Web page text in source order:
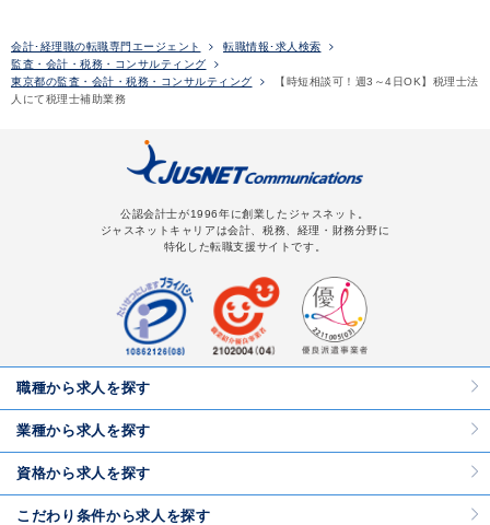
会計･経理職の転職専門エージェント
転職情報･求人検索
監査・会計・税務・コンサルティング
東京都の監査・会計・税務・コンサルティング
【時短相談可！週3～4日OK】税理士法
人にて税理士補助業務
公認会計士が1996年に創業したジャスネット。
ジャスネットキャリアは会計、税務、経理・財務分野に
特化した転職支援サイトです。
職種から求人を探す
業種から求人を探す
資格から求人を探す
こだわり条件から求人を探す